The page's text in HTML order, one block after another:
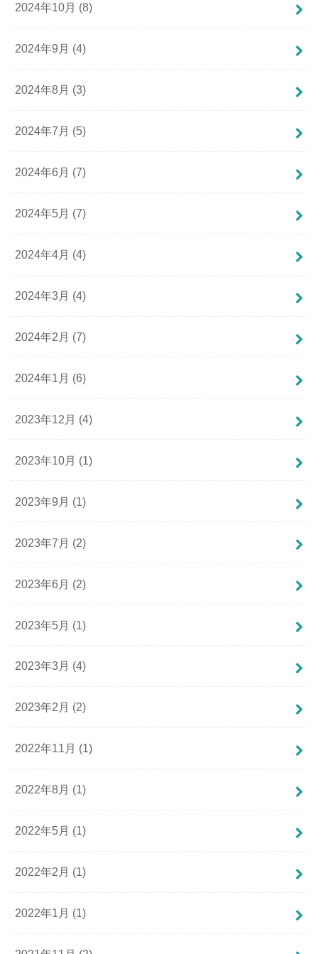
2024年10月 (8)
2024年9月 (4)
2024年8月 (3)
2024年7月 (5)
2024年6月 (7)
2024年5月 (7)
2024年4月 (4)
2024年3月 (4)
2024年2月 (7)
2024年1月 (6)
2023年12月 (4)
2023年10月 (1)
2023年9月 (1)
2023年7月 (2)
2023年6月 (2)
2023年5月 (1)
2023年3月 (4)
2023年2月 (2)
2022年11月 (1)
2022年8月 (1)
2022年5月 (1)
2022年2月 (1)
2022年1月 (1)